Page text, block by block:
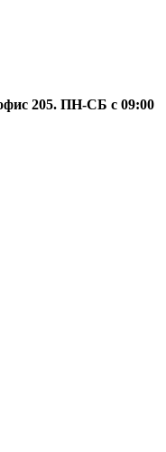
205. ПН-СБ с 09:00